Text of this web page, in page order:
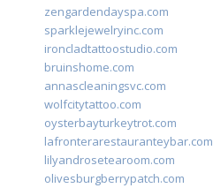
zengardendayspa.com
sparklejewelryinc.com
ironcladtattoostudio.com
bruinshome.com
annascleaningsvc.com
wolfcitytattoo.com
oysterbayturkeytrot.com
lafronterarestauranteybar.com
lilyandrosetearoom.com
olivesburgberrypatch.com